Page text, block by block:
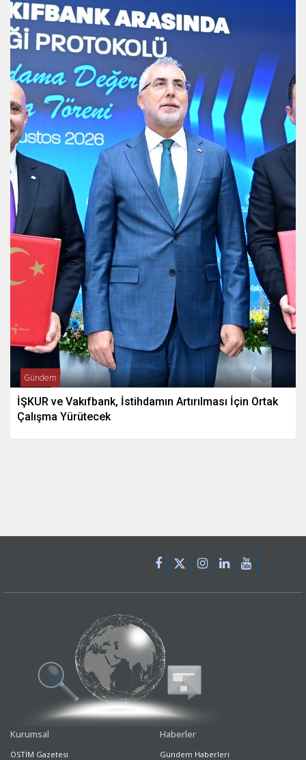
Gündem
İŞKUR ve Vakıfbank, İstihdamın Artırılması İçin Ortak
Çalışma Yürütecek
Kurumsal
OSTİM Gazetesi
Haberler
Gündem Haberleri